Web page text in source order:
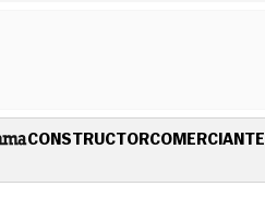
CONSTRUCTORCOMERCIANTE